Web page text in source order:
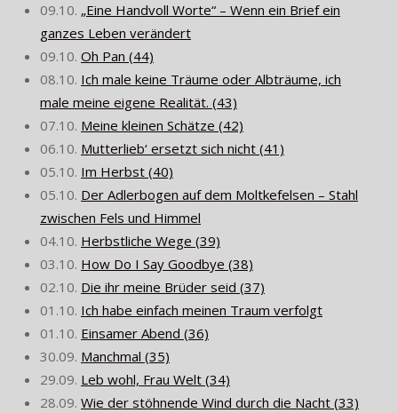
09.10. „Eine Handvoll Worte“ – Wenn ein Brief ein
ganzes Leben verändert
09.10. Oh Pan (44)
08.10. Ich male keine Träume oder Albträume, ich
male meine eigene Realität. (43)
07.10. Meine kleinen Schätze (42)
06.10. Mutterlieb‘ ersetzt sich nicht (41)
05.10. Im Herbst (40)
05.10. Der Adlerbogen auf dem Moltkefelsen – Stahl
zwischen Fels und Himmel
04.10. Herbstliche Wege (39)
03.10. How Do I Say Goodbye (38)
02.10. Die ihr meine Brüder seid (37)
01.10. Ich habe einfach meinen Traum verfolgt
01.10. Einsamer Abend (36)
30.09. Manchmal (35)
29.09. Leb wohl, Frau Welt (34)
28.09. Wie der stöhnende Wind durch die Nacht (33)